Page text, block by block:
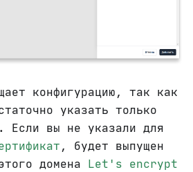
конфигурацию, так как
указать только
Если вы не указали для
, будет выпущен
домена Let's encrypt